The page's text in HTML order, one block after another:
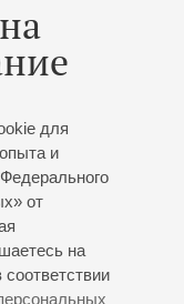
для
и
от
на
с
и Дом